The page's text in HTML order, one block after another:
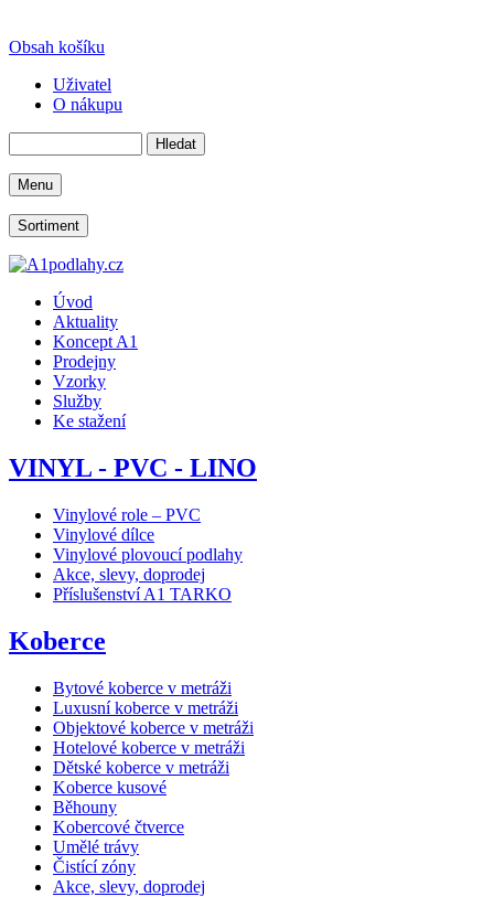
Obsah košíku
Uživatel
O nákupu
Menu
Sortiment
Úvod
Aktuality
Koncept A1
Prodejny
Vzorky
Služby
Ke stažení
VINYL - PVC - LINO
Vinylové role – PVC
Vinylové dílce
Vinylové plovoucí podlahy
Akce, slevy, doprodej
Příslušenství A1 TARKO
Koberce
Bytové koberce v metráži
Luxusní koberce v metráži
Objektové koberce v metráži
Hotelové koberce v metráži
Dětské koberce v metráži
Koberce kusové
Běhouny
Kobercové čtverce
Umělé trávy
Čistící zóny
Akce, slevy, doprodej